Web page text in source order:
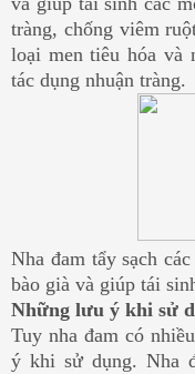
tràng, chống viêm
loại men tiêu hóa và
tác dụng nhuận tràng.
Nha đam tẩy sạch
bào già và giúp tái
Những lưu ý khi sử
Tuy nha đam có
ý khi sử dụng. Nha